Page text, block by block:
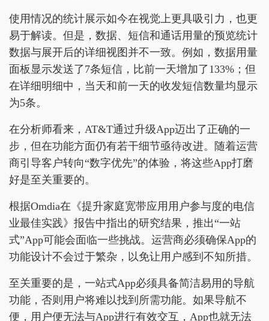
使用情况的统计展示如今在视觉上更具吸引力，也更
易于解读。但是，数据、短信和通话用量的预览统计
数据与展开后的详细视图并不一致。例如，数据用量
面板显示发送了7条短信，比前一天增加了133%；但
在详细明细中，当天和前一天的收发短信数量均显示
为5条。
在分析师看来，AT&T通过升级App迈出了正确的一
步，但在功能方面仍有若干细节亟待改进。随着运营
商引导客户转向“数字优先”的体验，将这些App打磨
好是至关重要的。
根据Omdia在《提升家庭宽带应用用户参与度的电信
业最佳实践》报告中指出的研究结果，推出“一站
式”App可能会面临一些挑战。运营商必须确保App的
功能设计不会过于繁杂，以免让用户感到不知所措。
至关重要的是，一站式App必须具备简洁易用的导航
功能，否则用户将难以找到所需功能。如果导航不
便，用户便无法与App进行有效交互，App也就无法